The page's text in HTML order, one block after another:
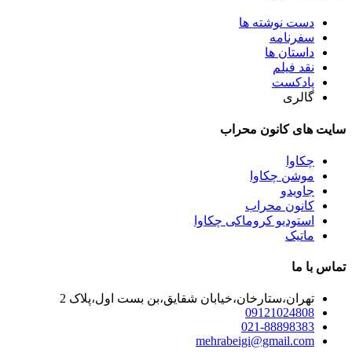
دست نوشته ها
سفرنامه
داستان ها
نقد فیلم
پادکست
گالری
سایت های کانون محراب
چکاوا
موشن چکاوا
جاویدو
کانون محراب
استودیو کروماکی چکاوا
ماتیک
تماس با ما
تهران،ستارخان،خیابان شقایق،بن بست اول،پلاک 2
09121024808
021-88898383
mehrabeigi@gmail.com